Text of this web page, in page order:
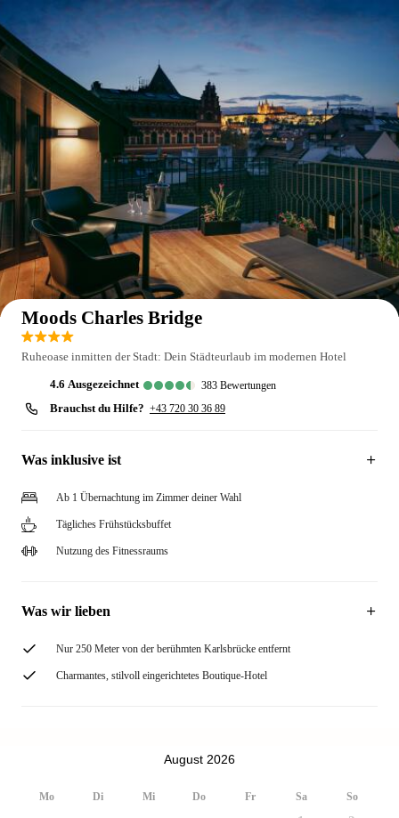
Auf der Karte anzeigen
Moods Charles Bridge
Ruheoase inmitten der Stadt: Dein Städteurlaub im modernen Hotel
4.6 ausgezeichnet 383 Bewertungen
Brauchst du Hilfe? +43 720 30 36 89
Was inklusive ist
Ab 1 Übernachtung im Zimmer deiner Wahl
Tägliches Frühstücksbuffet
Nutzung des Fitnessraums
Was wir lieben
Nur 250 Meter von der berühmten Karlsbrücke entfernt
Charmantes, stilvoll eingerichtetes Boutique-Hotel
August 2026
Mo Di Mi Do Fr Sa So